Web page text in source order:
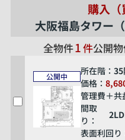
購入（
大阪福島タワー
全物件1件公開
公開中 所在階：
価格：
管理費＋共
間取
り：
表面利回り